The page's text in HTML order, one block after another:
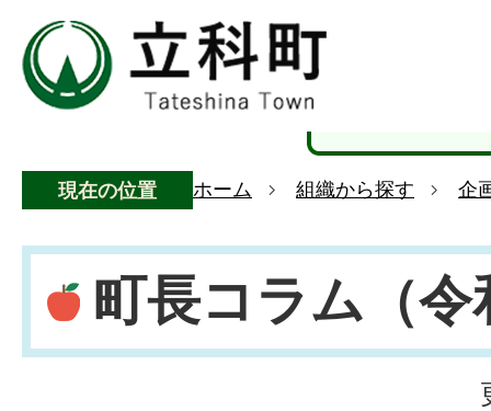
現在の位置 ホーム 組織から探す 企
町長コラム（